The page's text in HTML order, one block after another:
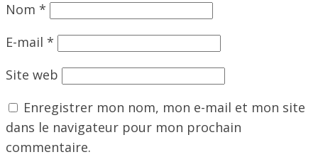
Nom *
E-mail *
Site web
Enregistrer mon nom, mon e-mail et mon site
dans le navigateur pour mon prochain
commentaire.